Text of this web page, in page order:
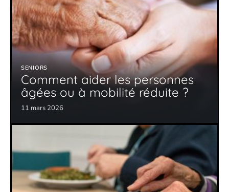
SENIORS
Comment aider les personnes
âgées ou à mobilité réduite ?
11 mars 2026